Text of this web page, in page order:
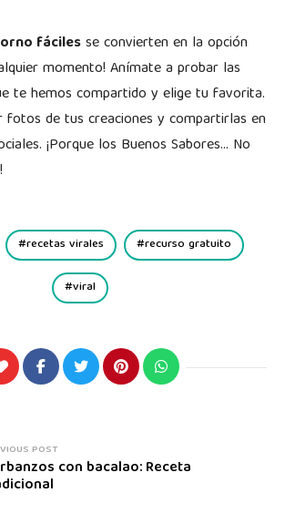
fácilesse convierten en la opción
momento! Anímate a probar las
te hemos compartido y elige tu favorita.
fotos de tus creaciones y compartirlas en
¡Porque los Buenos Sabores… No
recetas virales recurso gratuito
viral
POST
con bacalao: Receta